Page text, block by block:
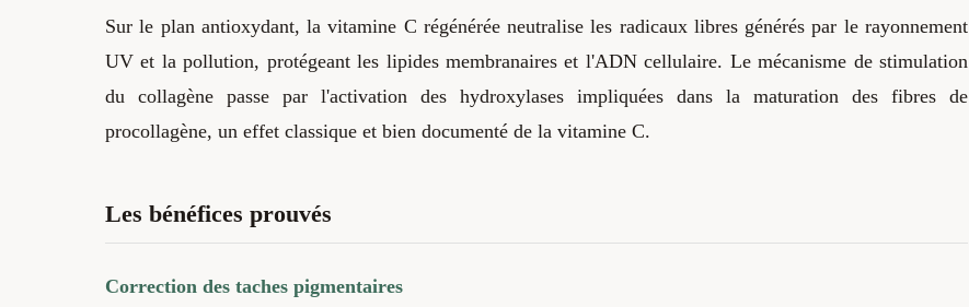
Sur le plan antioxydant, la vitamine C régénérée neutralise les radicaux libres générés par le rayonnement
UV et la pollution, protégeant les lipides membranaires et l'ADN cellulaire. Le mécanisme de stimulation
du collagène passe par l'activation des hydroxylases impliquées dans la maturation des fibres de
procollagène, un effet classique et bien documenté de la vitamine C.
Les bénéfices prouvés
Correction des taches pigmentaires